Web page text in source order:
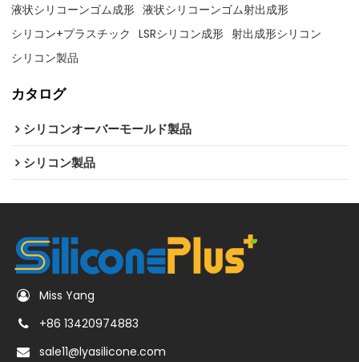
液状シリコーンゴム成形 液状シリコーンゴム射出成形
シリコン+プラスチック
LSRシリコン成形 射出成形シリコン
シリコン製品
カタログ
シリコンオーバーモールド製品
シリコン製品
Miss Yang
+86 13420974883
sale11@lyasilicone.com